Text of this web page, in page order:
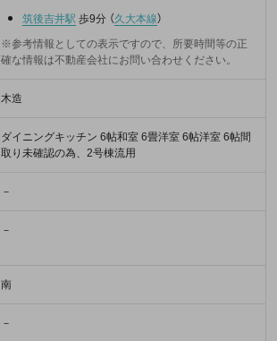
筑後吉井駅 歩9分 （久大本線）
※参考情報としての表示ですので、所要時間等の正
確な情報は不動産会社にお問い合わせください。
木造
ダイニングキッチン 6帖和室 6畳洋室 6帖洋室 6帖間
取り未確認の為、2号棟流用
－
－
南
－